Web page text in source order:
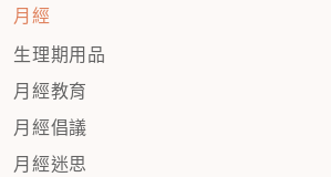
月經
生理期用品
月經教育
月經倡議
月經迷思